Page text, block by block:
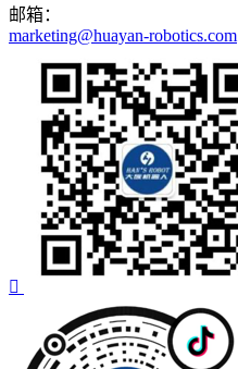
邮箱：
marketing@huayan-robotics.com